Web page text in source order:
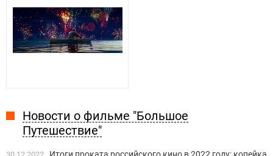
Новости о фильме "Большое
Путешествие"